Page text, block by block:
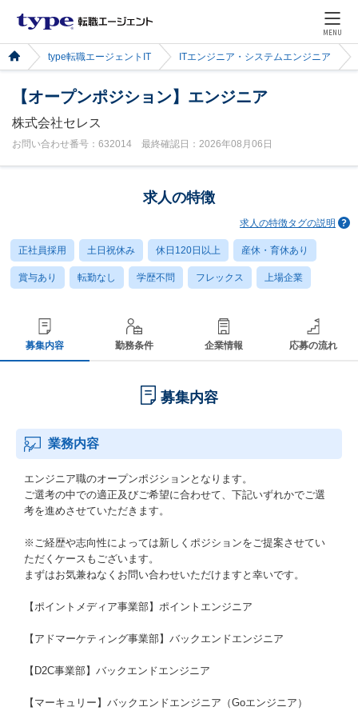
MENU
type転職エージェントIT ITエンジニア・システムエンジニア
【オープンポジション】エンジニア
株式会社セレス
お問い合わせ番号：632014 最終確認日：2026年08月06日
求人の特徴
求人の特徴タグの説明
正社員採用 土日祝休み 休日120日以上 産休・育休あり
賞与あり 転勤なし 学歴不問 フレックス 上場企業
募集内容 勤務条件 企業情報 応募の流れ
募集内容
業務内容
エンジニア職のオープンポジションとなります。
ご選考の中での適正及びご希望に合わせて、下記いずれかでご選
考を進めさせていただきます。
※ご経歴や志向性によっては新しくポジションをご提案させてい
ただくケースもございます。
まずはお気兼ねなくお問い合わせいただけますと幸いです。
【ポイントメディア事業部】ポイントエンジニア
【アドマーケティング事業部】バックエンドエンジニア
【D2C事業部】バックエンドエンジニア
【マーキュリー】バックエンドエンジニア（Goエンジニア）